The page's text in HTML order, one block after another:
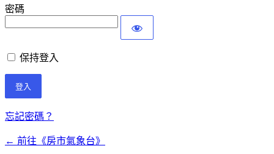
密碼
保持登入
忘記密碼？
← 前往《房市氣象台》